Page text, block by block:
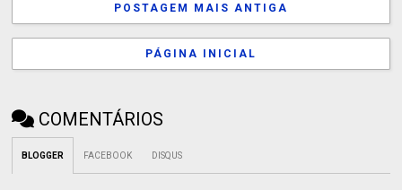
POSTAGEM MAIS ANTIGA
PÁGINA INICIAL
COMENTÁRIOS
BLOGGER FACEBOOK DISQUS